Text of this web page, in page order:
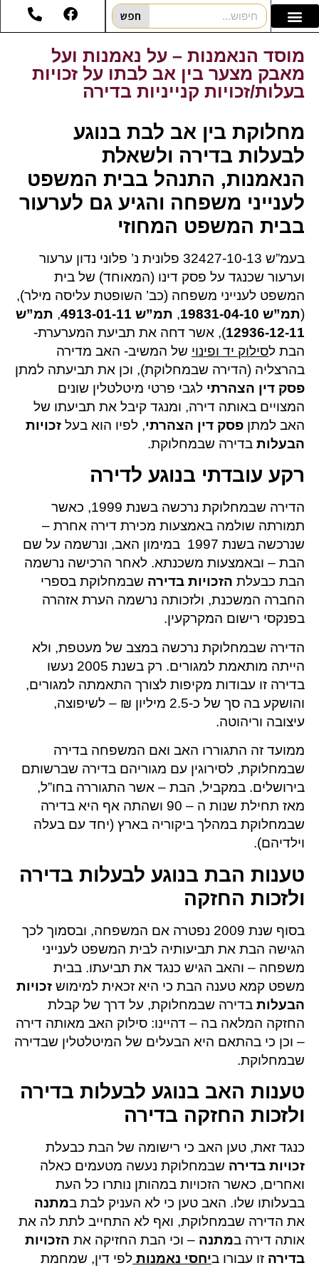
חפש
מוסד הנאמנות – על נאמנות ועל
מאבק מצער בין אב לבתו על זכויות
בעלות/זכויות קנייניות בדירה
מחלוקת בין אב לבת בנוגע
לבעלות בדירה ולשאלת
הנאמנות, התנהל בבית המשפט
לענייני משפחה והגיע גם לערעור
בבית המשפט המחוזי
בעמ”ש 32427-10-13 פלונית נ’ פלוני נדון ערעור
וערעור שכנגד על פסק דינו (המאוחד) של בית
המשפט לענייני משפחה (כב’ השופטת עליסה מילר),
(תמ”ש 19831-04-10 , תמ”ש 4913-01-11 , תמ”ש
12936-12-11), אשר דחה את תביעת המערערת-
הבת לסילוק יד ופינוי של המשיב- האב מדירה
בהרצליה (הדירה שבמחלוקת), וכן את תביעתה למתן
פסק דין הצהרתי לגבי פרטי מיטלטלין שונים
המצויים באותה דירה, ומנגד קיבל את תביעתו של
האב למתן פסק דין הצהרתי, לפיו הוא בעל זכויות
הבעלות בדירה שבמחלוקת.
רקע עובדתי בנוגע לדירה
הדירה שבמחלוקת נרכשה בשנת 1999, כאשר
תמורתה שולמה באמצעות מכירת דירה אחרת –
שנרכשה בשנת 1997 במימון האב, ונרשמה על שם
הבת – ובאמצעות משכנתא. לאחר הרכישה נרשמה
הבת כבעלת הזכויות בדירה שבמחלוקת בספרי
החברה המשכנת, ולזכותה נרשמה הערת אזהרה
בפנקסי רישום המקרקעין.
הדירה שבמחלוקת נרכשה במצב של מעטפת, ולא
הייתה מותאמת למגורים. רק בשנת 2005 נעשו
בדירה זו עבודות מקיפות לצורך התאמתה למגורים,
והושקע בה סך של כ-2.5 מיליון ₪ – לשיפוצה,
עיצובה וריהוטה.
ממועד זה התגוררו האב ואם המשפחה בדירה
שבמחלוקת, לסירוגין עם מגוריהם בדירה שברשותם
בירושלים. במקביל, הבת – אשר התגוררה בחו”ל,
מאז תחילת שנות ה – 90 ושהתה אף היא בדירה
שבמחלוקת במהלך ביקוריה בארץ (יחד עם בעלה
וילדיהם).
טענות הבת בנוגע לבעלות בדירה
ולזכות החזקה
בסוף שנת 2009 נפטרה אם המשפחה, ובסמוך לכך
הגישה הבת את תביעותיה לבית המשפט לענייני
משפחה – והאב הגיש כנגד את תביעתו. בבית
משפט קמא טענה הבת כי היא זכאית למימוש זכויות
הבעלות בדירה שבמחלוקת, על דרך של קבלת
החזקה המלאה בה – דהיינו: סילוק האב מאותה דירה
– וכן כי בהתאם היא הבעלים של המיטלטלין שבדירה
שבמחלוקת.
טענות האב בנוגע לבעלות בדירה
ולזכות החזקה בדירה
כנגד זאת, טען האב כי רישומה של הבת כבעלת
זכויות בדירה שבמחלוקת נעשה מטעמים כאלה
ואחרים, כאשר הזכויות במהותן נותרו כל העת
בבעלותו שלו. האב טען כי לא העניק לבת במתנה
את הדירה שבמחלוקת, ואף לא התחייב לתת לה את
אותה דירה במתנה – וכי הבת החזיקה את הזכויות
בדירה זו עבורו ביחסי נאמנות לפי דין, שמחמת